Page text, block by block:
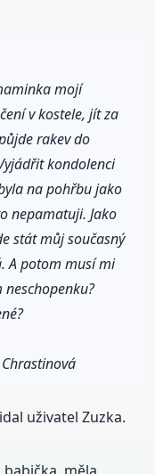
mojí
v kostele, jít za
rakev do
kondolenci
na pohřbu jako
nepamatuji. Jako
stát můj současný
A potom musí mi
uživatel Zuzka.